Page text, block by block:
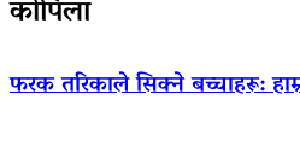
कोपिला
फरक तरिकाले सिक्ने बच्चाहरू: